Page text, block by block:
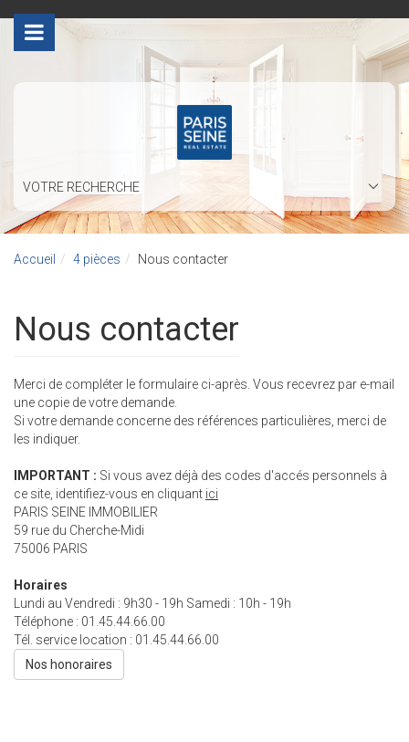
VOTRE RECHERCHE
Accueil 4 pièces Nous contacter
Nous contacter
Merci de compléter le formulaire ci-après. Vous recevrez par e-mail
une copie de votre demande.
Si votre demande concerne des références particulières, merci de
les indiquer.
IMPORTANT : Si vous avez déjà des codes d'accés personnels à
ce site, identifiez-vous en cliquant ici
PARIS SEINE IMMOBILIER
59 rue du Cherche-Midi
75006 PARIS
Horaires
Lundi au Vendredi : 9h30 - 19h Samedi : 10h - 19h
Téléphone : 01.45.44.66.00
Tél. service location : 01.45.44.66.00
Nos honoraires